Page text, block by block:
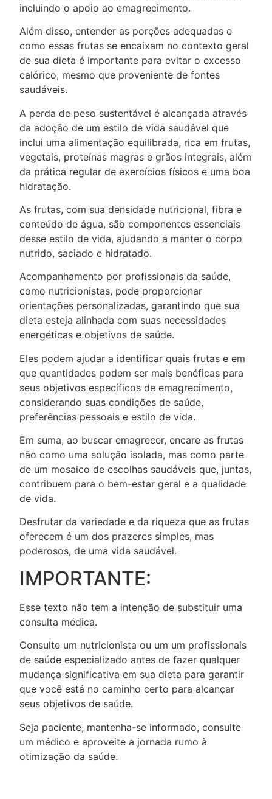
incluindo o apoio ao emagrecimento.
Além disso, entender as porções adequadas e
como essas frutas se encaixam no contexto geral
de sua dieta é importante para evitar o excesso
calórico, mesmo que proveniente de fontes
saudáveis.
A perda de peso sustentável é alcançada através
da adoção de um estilo de vida saudável que
inclui uma alimentação equilibrada, rica em frutas,
vegetais, proteínas magras e grãos integrais, além
da prática regular de exercícios físicos e uma boa
hidratação.
As frutas, com sua densidade nutricional, fibra e
conteúdo de água, são componentes essenciais
desse estilo de vida, ajudando a manter o corpo
nutrido, saciado e hidratado.
Acompanhamento por profissionais da saúde,
como nutricionistas, pode proporcionar
orientações personalizadas, garantindo que sua
dieta esteja alinhada com suas necessidades
energéticas e objetivos de saúde.
Eles podem ajudar a identificar quais frutas e em
que quantidades podem ser mais benéficas para
seus objetivos específicos de emagrecimento,
considerando suas condições de saúde,
preferências pessoais e estilo de vida.
Em suma, ao buscar emagrecer, encare as frutas
não como uma solução isolada, mas como parte
de um mosaico de escolhas saudáveis que, juntas,
contribuem para o bem-estar geral e a qualidade
de vida.
Desfrutar da variedade e da riqueza que as frutas
oferecem é um dos prazeres simples, mas
poderosos, de uma vida saudável.
IMPORTANTE:
Esse texto não tem a intenção de substituir uma
consulta médica.
Consulte um nutricionista ou um um profissionais
de saúde especializado antes de fazer qualquer
mudança significativa em sua dieta para garantir
que você está no caminho certo para alcançar
seus objetivos de saúde.
Seja paciente, mantenha-se informado, consulte
um médico e aproveite a jornada rumo à
otimização da saúde.